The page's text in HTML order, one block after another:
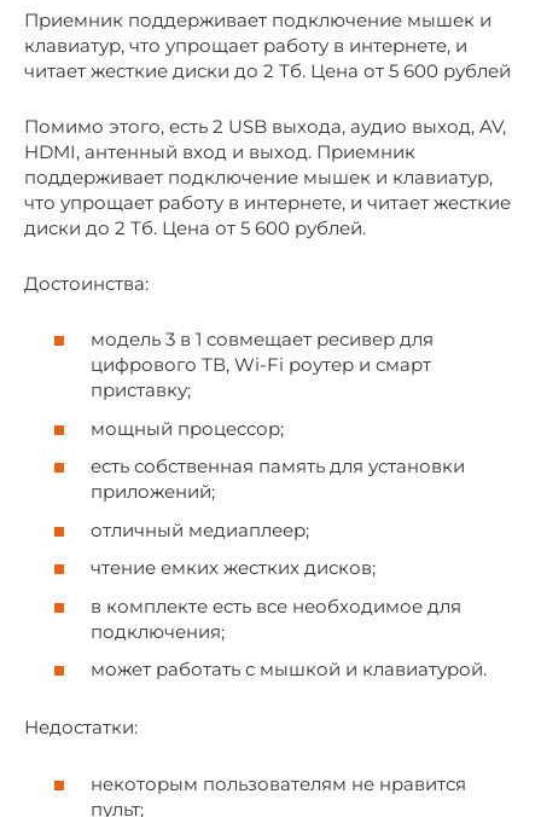
Приемник поддерживает подключение мышек и
клавиатур, что упрощает работу в интернете, и
читает жесткие диски до 2 Тб. Цена от 5 600 рублей
Помимо этого, есть 2 USB выхода, аудио выход, AV,
HDMI, антенный вход и выход. Приемник
поддерживает подключение мышек и клавиатур,
что упрощает работу в интернете, и читает жесткие
диски до 2 Тб. Цена от 5 600 рублей.
Достоинства:
модель 3 в 1 совмещает ресивер для
цифрового ТВ, Wi-Fi роутер и смарт
приставку;
мощный процессор;
есть собственная память для установки
приложений;
отличный медиаплеер;
чтение емких жестких дисков;
в комплекте есть все необходимое для
подключения;
может работать с мышкой и клавиатурой.
Недостатки:
некоторым пользователям не нравится
пульт;